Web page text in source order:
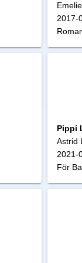
2017-
Pippi
Astrid
2021-
För